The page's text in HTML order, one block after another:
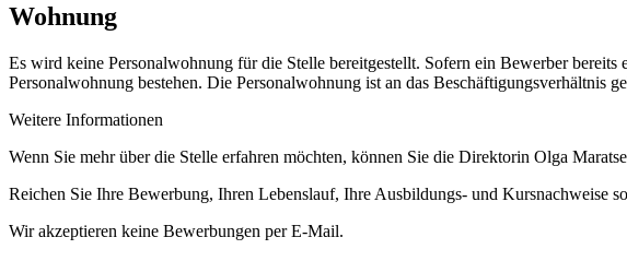
Wohnung
Es wird keine Personalwohnung für die Stelle bereitgestellt. Sofern ein Bewerber
Personalwohnung bestehen. Die Personalwohnung ist an das Beschäftigungsverhältnis
Weitere Informationen
Wenn Sie mehr über die Stelle erfahren möchten, können Sie die Direktorin Olga
Reichen Sie Ihre Bewerbung, Ihren Lebenslauf, Ihre Ausbildungs- und Kursnachweise
Wir akzeptieren keine Bewerbungen per E-Mail.